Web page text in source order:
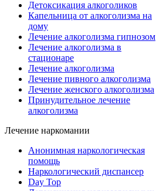
Детоксикация алкоголиков
Капельница от алкоголизма на
дому
Лечение алкоголизма гипнозом
Лечение алкоголизма в
стационаре
Лечение алкоголизма
Лечение пивного алкоголизма
Лечение женского алкоголизма
Принудительное лечение
алкоголизма
Лечение наркомании
Анонимная наркологическая
помощь
Наркологический диспансер
Day Top